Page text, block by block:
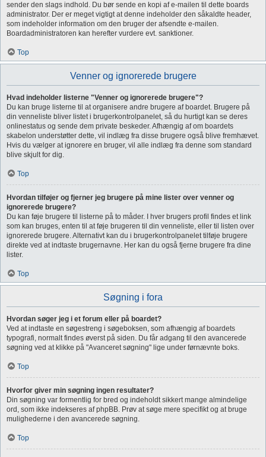
sender den slags indhold. Du bør sende en kopi af e-mailen til dette boards
administrator. Der er meget vigtigt at denne indeholder den såkaldte header,
som indeholder information om den bruger der afsendte e-mailen.
Boardadministratoren kan herefter vurdere evt. sanktioner.
Top
Venner og ignorerede brugere
Hvad indeholder listerne "Venner og ignorerede brugere"?
Du kan bruge listerne til at organisere andre brugere af boardet. Brugere på
din venneliste bliver listet i brugerkontrolpanelet, så du hurtigt kan se deres
onlinestatus og sende dem private beskeder. Afhængig af om boardets
skabelon understøtter dette, vil indlæg fra disse brugere også blive fremhævet.
Hvis du vælger at ignorere en bruger, vil alle indlæg fra denne som standard
blive skjult for dig.
Top
Hvordan tilføjer og fjerner jeg brugere på mine lister over venner og
ignorerede brugere?
Du kan føje brugere til listerne på to måder. I hver brugers profil findes et link
som kan bruges, enten til at føje brugeren til din venneliste, eller til listen over
ignorerede brugere. Alternativt kan du i brugerkontrolpanelet tilføje brugere
direkte ved at indtaste brugernavne. Her kan du også fjerne brugere fra dine
lister.
Top
Søgning i fora
Hvordan søger jeg i et forum eller på boardet?
Ved at indtaste en søgestreng i søgeboksen, som afhængig af boardets
typografi, normalt findes øverst på siden. Du får adgang til den avancerede
søgning ved at klikke på "Avanceret søgning" lige under førnævnte boks.
Top
Hvorfor giver min søgning ingen resultater?
Din søgning var formentlig for bred og indeholdt sikkert mange almindelige
ord, som ikke indekseres af phpBB. Prøv at søge mere specifikt og at bruge
mulighederne i den avancerede søgning.
Top